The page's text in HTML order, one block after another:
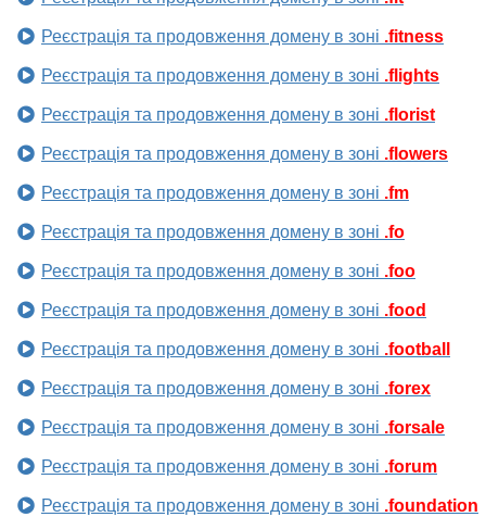
Реєстрація та продовження домену в зоні .fitness
Реєстрація та продовження домену в зоні .flights
Реєстрація та продовження домену в зоні .florist
Реєстрація та продовження домену в зоні .flowers
Реєстрація та продовження домену в зоні .fm
Реєстрація та продовження домену в зоні .fo
Реєстрація та продовження домену в зоні .foo
Реєстрація та продовження домену в зоні .food
Реєстрація та продовження домену в зоні .football
Реєстрація та продовження домену в зоні .forex
Реєстрація та продовження домену в зоні .forsale
Реєстрація та продовження домену в зоні .forum
Реєстрація та продовження домену в зоні .foundation